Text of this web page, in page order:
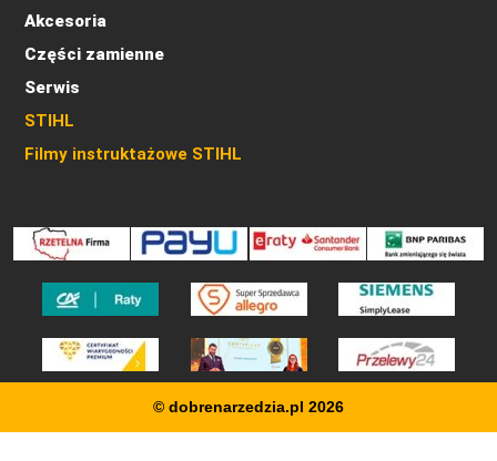
Akcesoria
Części zamienne
Serwis
STIHL
Filmy instruktażowe STIHL
© dobrenarzedzia.pl 2026